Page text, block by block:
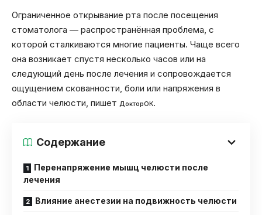
Ограниченное открывание рта после посещения
стоматолога — распространённая проблема, с
которой сталкиваются многие пациенты. Чаще всего
она возникает спустя несколько часов или на
следующий день после лечения и сопровождается
ощущением скованности, боли или напряжения в
области челюсти, пишет ДокторОК.
Содержание
Перенапряжение мышц челюсти после
лечения
Влияние анестезии на подвижность челюсти